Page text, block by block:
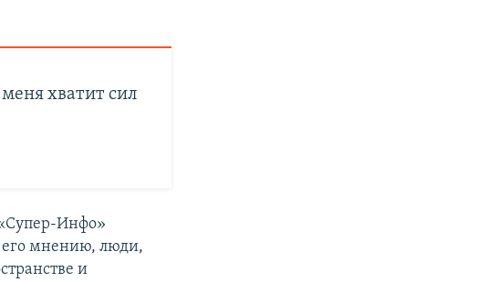
хватит сил
Инфо»
мнению, люди,
и